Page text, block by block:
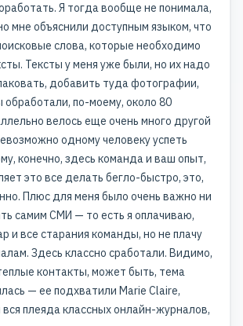
Я тогда вообще не понимала,
мне объяснили доступным языком, что
слова, которые необходимо
Тексты у меня уже были, но их надо
добавить туда фотографии,
обработали, по-моему, около 80
велось еще очень много другой
одному человеку успеть
конечно, здесь команда и ваш опыт,
это все делать бегло-быстро, это,
Плюс для меня было очень важно ни
самим СМИ — то есть я оплачиваю,
и все старания команды, но не плачу
Здесь классно сработали. Видимо,
контакты, может быть, тема
— ее подхватили Marie Claire,
плеяда классных онлайн-журналов,